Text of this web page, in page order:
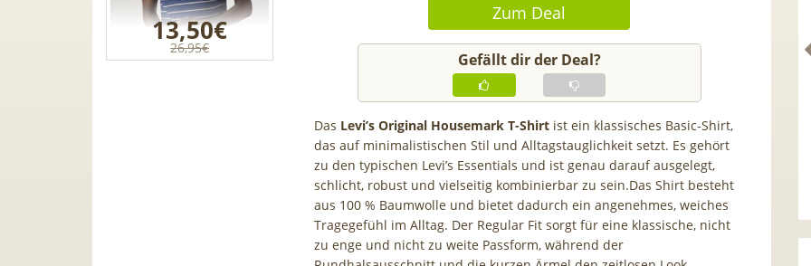
13,50€
26,95€
Zum Deal
Gefällt dir der Deal?
Das Levi’s Original Housemark T-Shirt ist ein klassisches Basic-Shirt,
das auf minimalistischen Stil und Alltagstauglichkeit setzt. Es gehört
zu den typischen Levi’s Essentials und ist genau darauf ausgelegt,
schlicht, robust und vielseitig kombinierbar zu sein.Das Shirt besteht
aus 100 % Baumwolle und bietet dadurch ein angenehmes, weiches
Tragegefühl im Alltag. Der Regular Fit sorgt für eine klassische, nicht
zu enge und nicht zu weite Passform, während der
300€ GESCHENKT! 😳 Santander
212€ Ersparnis 🤯 Samsung
Galaxy Z Flip8 512GB für 99,95€
📱 im o2 Mobile Unlimited 5G
für 29,99€ mtl.
TOP 🍿 Netflix Standard + 300
TV-Sender (280 in HD) via
waipu.tv Perfect Plus ab 9€